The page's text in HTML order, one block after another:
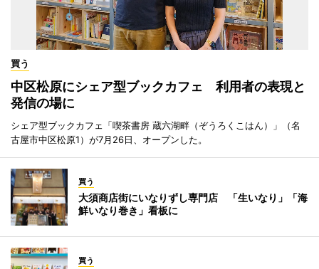
買う
中区松原にシェア型ブックカフェ 利用者の表現と
発信の場に
シェア型ブックカフェ「喫茶書房 蔵六湖畔（ぞうろくこはん）」（名
古屋市中区松原1）が7月26日、オープンした。
買う
大須商店街にいなりずし専門店 「生いなり」「海
鮮いなり巻き」看板に
買う